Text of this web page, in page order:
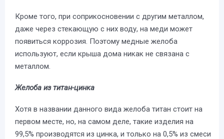
Кроме того, при соприкосновении с другим металлом,
даже через стекающую с них воду, на меди может
появиться коррозия. Поэтому медные желоба
используют, если крыша дома никак не связана с
металлом.
Желоба из титан-цинка
Хотя в названии данного вида желоба титан стоит на
первом месте, но, на самом деле, такие изделия на
99,5% производятся из цинка, и только на 0,5% из смеси